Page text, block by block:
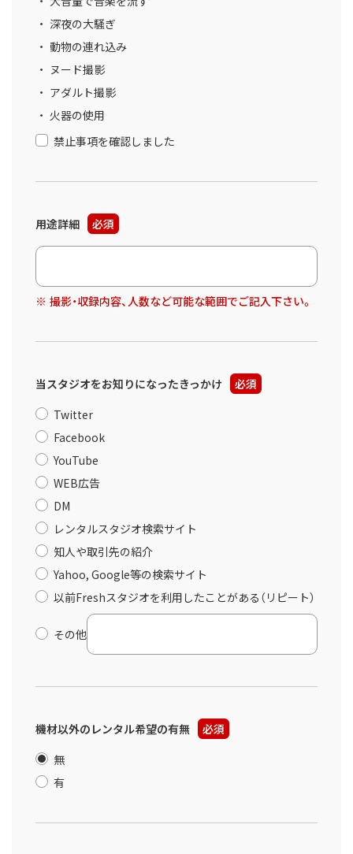
深夜の大騒ぎ
動物の連れ込み
ヌード撮影
アダルト撮影
火器の使用
禁止事項を確認しました
用途詳細 必須
撮影・収録内容、人数など可能な範囲でご記入下さい。
当スタジオをお知りになったきっかけ
必須
Twitter
Facebook
YouTube
WEB広告
DM
レンタルスタジオ検索サイト
知人や取引先の紹介
Yahoo, Google等の検索サイト
以前Freshスタジオを利用したことがある（リピート）
その他
機材以外のレンタル希望の有無
必須
無
有